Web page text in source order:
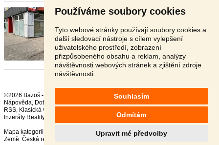
Používáme soubory cookies
Tyto webové stránky používají soubory cookies a
další sledovací nástroje s cílem vylepšení
uživatelského prostředí, zobrazení
přizpůsobeného obsahu a reklam, analýzy
návštěvnosti webových stránek a zjištění zdroje
návštěvnosti.
Souhlasím
Odmítám
Upravit mé předvolby
Přenechání, pronájem provozovn ...- [12.6. 2026]
vybavenou provozov ...
Ostrava - 700 30
50 000 Kč
©2026 Bazoš -
Nápověda, Dotazy ,
,
RSS,
Inzeráty Reality celkem:
, za 24 hodin:2424
Mapa kategorií
Nejvyhledávanější výrazy
Země: Česká republika Polsko Rakousko